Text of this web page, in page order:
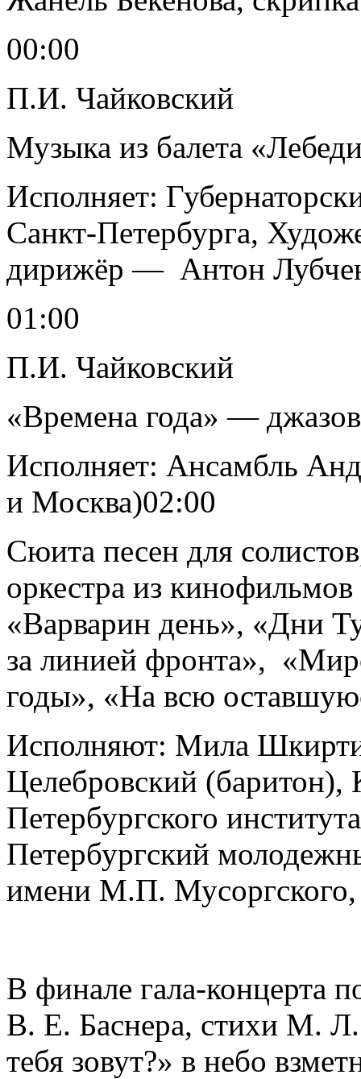
00:00
П.И. Чайковский
Музыка из балета
Исполняет:
Санкт-Петербурга,
дирижёр — Антон
01:00
П.И. Чайковский
«Времена года» —
Исполняет: Ансамбль
и Москва)02:00
Сюита песен для
оркестра из
«Варварин день», «Дни
за линией фронта»,
годы», «На всю
Исполняют: Мила
Целебровский
Петербургского
Петербургский
имени М.П.
В финале гала-концерта
В. Е. Баснера, стихи М.
тебя зовут?» в небо